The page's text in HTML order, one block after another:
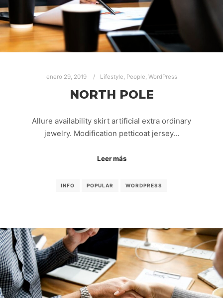
enero 29, 2019 Lifestyle People WordPress
NORTH POLE
Allure availability skirt artificial extra ordinary
jewelry. Modification petticoat jersey…
Leer más
INFO POPULAR WORDPRESS